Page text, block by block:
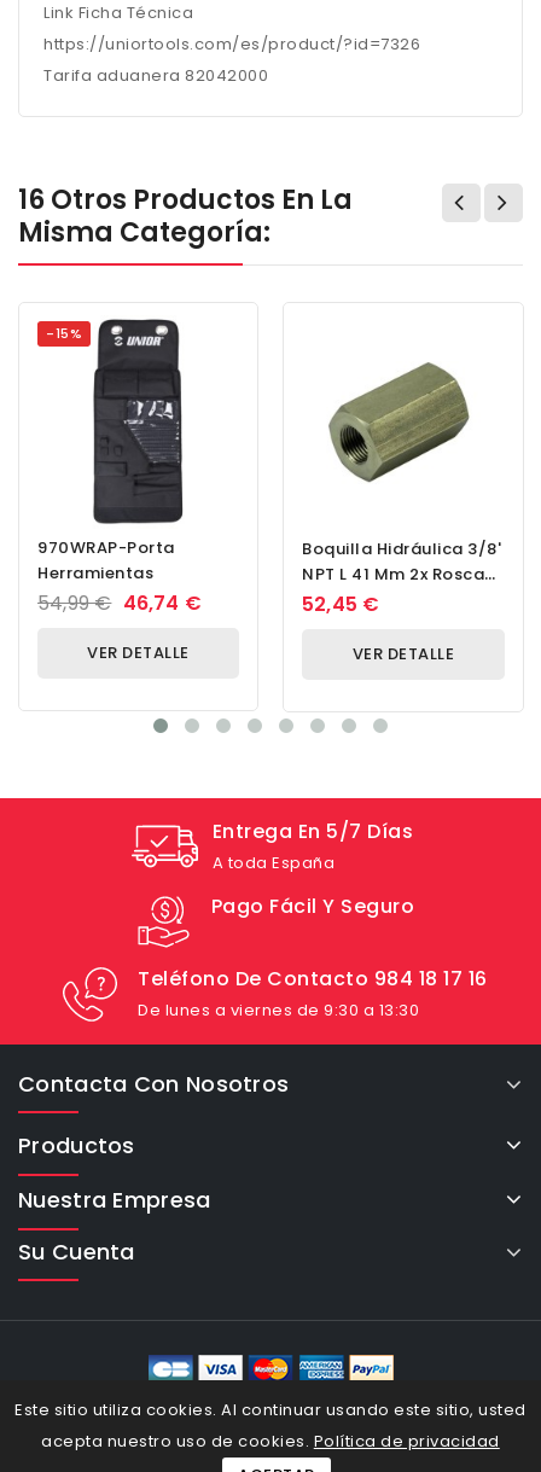
Link Ficha Técnica
https://uniortools.com/es/product/?id=7326
Tarifa aduanera 82042000
16 Otros Productos En La
Misma Categoría:
-15%
970WRAP-Porta
Herramientas
54,99 € 46,74 €
VER DETALLE
Boquilla Hidráulica 3/8'
NPT L 41 Mm 2x Rosca
Interna Para
52,45 €
VER DETALLE
Entrega En 5/7 Días
A toda España
Pago Fácil Y Seguro
Teléfono De Contacto 984 18 17 16
De lunes a viernes de 9:30 a 13:30
Contacta Con Nosotros
Productos
Nuestra Empresa
Su Cuenta
Este sitio utiliza cookies. Al continuar usando este sitio, usted
acepta nuestro uso de cookies. Política de privacidad
eCommerce Cybertron © 2026